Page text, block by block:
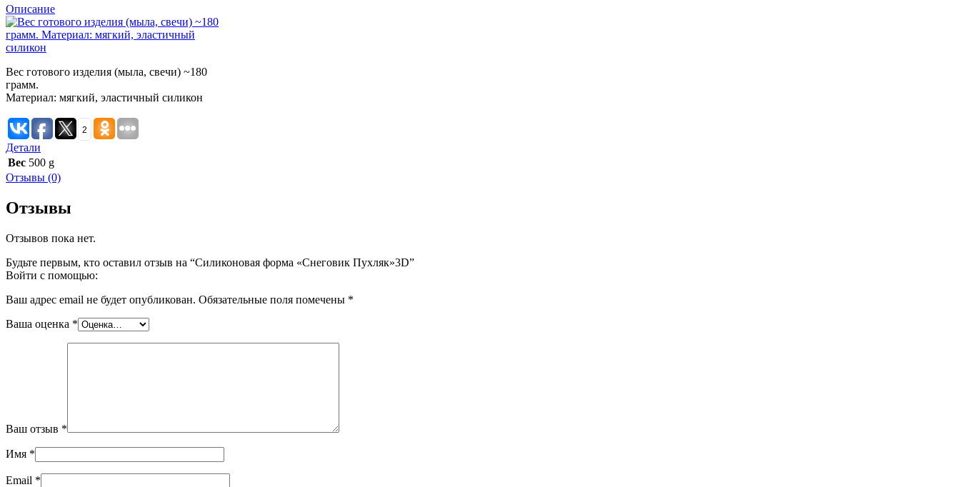
Описание
Вес готового изделия (мыла, свечи) ~180
грамм.
Материал: мягкий, эластичный силикон
2
Детали
Вес 500 g
Отзывы (0)
Отзывы
Отзывов пока нет.
Будьте первым, кто оставил отзыв на “Силиконовая форма «Снеговик Пухляк»3D”
Войти с помощью:
Ваш адрес email не будет опубликован. Обязательные поля помечены *
Ваша оценка *
Ваш отзыв *
Имя *
Email *